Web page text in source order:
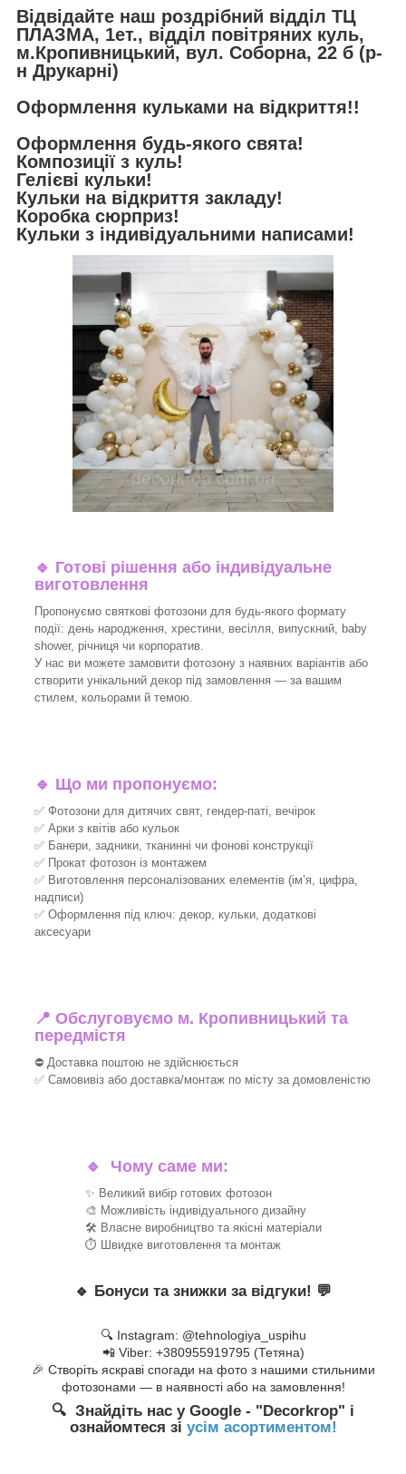
Відвідайте наш роздрібний відділ ТЦ
ПЛАЗМА, 1ет., відділ повітряних куль,
м.Кропивницький, вул. Соборна, 22 б (р-
н Друкарні)
Оформлення кульками на відкриття!!
Оформлення будь-якого свята!
Композиції з куль!
Гелієві кульки!
Кульки на відкриття закладу!
Коробка сюрприз!
Кульки з індивідуальними написами!
🔹 Готові рішення або індивідуальне
виготовлення
Пропонуємо святкові фотозони для будь-якого формату
події: день народження, хрестини, весілля, випускний, baby
shower, річниця чи корпоратив.
У нас ви можете замовити фотозону з наявних варіантів або
створити унікальний декор під замовлення — за вашим
стилем, кольорами й темою.
🔹 Що ми пропонуємо:
✅ Фотозони для дитячих свят, гендер-паті, вечірок
✅ Арки з квітів або кульок
✅ Банери, задники, тканинні чи фонові конструкції
✅ Прокат фотозон із монтажем
✅ Виготовлення персоналізованих елементів (ім’я, цифра,
надписи)
✅ Оформлення під ключ: декор, кульки, додаткові
аксесуари
📍 Обслуговуємо м. Кропивницький та
передмістя
⛔ Доставка поштою не здійснюється
✅ Самовивіз або доставка/монтаж по місту за домовленістю
🔹 Чому саме ми:
✨ Великий вибір готових фотозон
🎨 Можливість індивідуального дизайну
🛠 Власне виробництво та якісні матеріали
⏱ Швидке виготовлення та монтаж
🔹 Бонуси та знижки за відгуки! 💬
🔍 Instagram: @tehnologiya_uspihu
📲 Viber: +380955919795 (Тетяна)
🎉 Створіть яскраві спогади на фото з нашими стильними
фотозонами — в наявності або на замовлення!
🔍 Знайдіть нас у Google - "Decorkrop" і
ознайомтеся зі усім асортиментом!